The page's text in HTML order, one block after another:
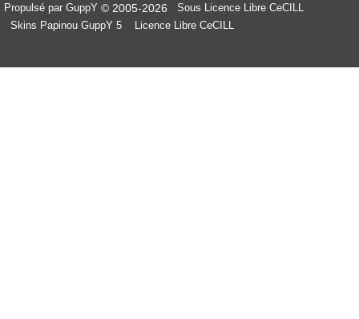
Propulsé par GuppY © 2005-2026
Sous Licence Libre CeCILL
Skins Papinou GuppY 5
Licence Libre CeCILL